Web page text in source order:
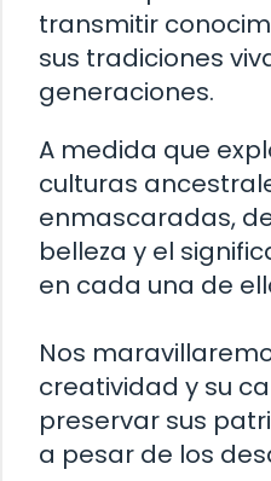
transmitir
sus tradiciones
generaciones.
A medida que
culturas
enmascaradas,
belleza y el
en cada una de
Nos
creatividad y su
preservar sus
a pesar de los